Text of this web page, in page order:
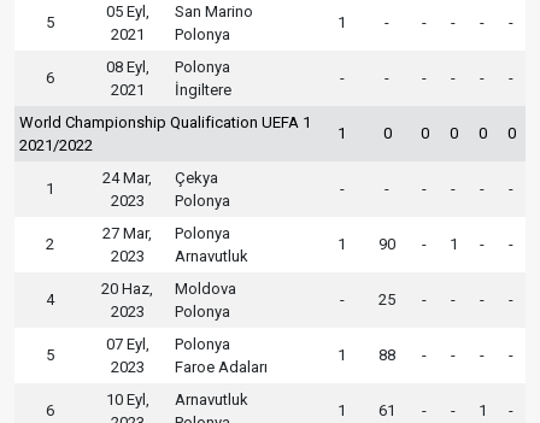
5
05 Eyl,
2021
San Marino
Polonya
1 - - - - -
6
08 Eyl,
2021
Polonya
İngiltere
- - - - - -
World Championship Qualification UEFA 1
2021/2022
1 0 0 0 0 0
1
24 Mar,
2023
Çekya
Polonya
- - - - - -
2
27 Mar,
2023
Polonya
Arnavutluk
1 90 - 1 - -
4
20 Haz,
2023
Moldova
Polonya
- 25 - - - -
5
07 Eyl,
2023
Polonya
Faroe Adaları
1 88 - - - -
6
10 Eyl,
Arnavutluk
1 61 - - 1 -